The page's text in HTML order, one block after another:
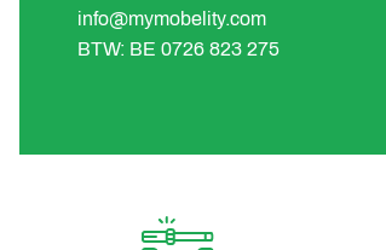
info@mymobelity.com
BTW: BE 0726 823 275